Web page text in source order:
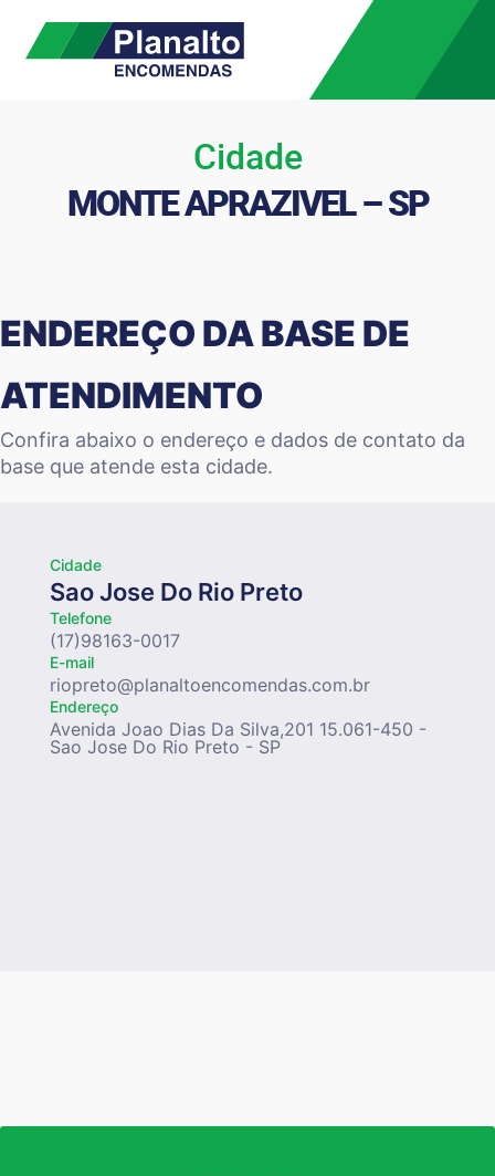
Cidade
MONTE APRAZIVEL – SP
ENDEREÇO DA BASE DE
ATENDIMENTO
Confira abaixo o endereço e dados de contato da
base que atende esta cidade.
Cidade
Sao Jose Do Rio Preto
Telefone
(17)98163-0017
E-mail
riopreto@planaltoencomendas.com.br
Endereço
Avenida Joao Dias Da Silva,201 15.061-450 -
Sao Jose Do Rio Preto - SP